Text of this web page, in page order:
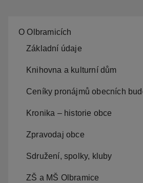
O Olbramicích
Základní údaje
Knihovna a kulturní dům
Ceníky pronájmů obecních
Kronika – historie obce
Zpravodaj obce
Sdružení, spolky, kluby
ZŠ a MŠ Olbramice